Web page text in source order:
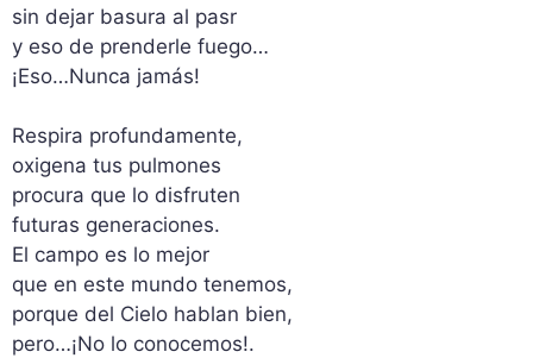
sin dejar basura al pasr
y eso de prenderle fuego…
¡Eso…Nunca jamás!
Respira profundamente,
oxigena tus pulmones
procura que lo disfruten
futuras generaciones.
El campo es lo mejor
que en este mundo tenemos,
porque del Cielo hablan bien,
pero…¡No lo conocemos!.